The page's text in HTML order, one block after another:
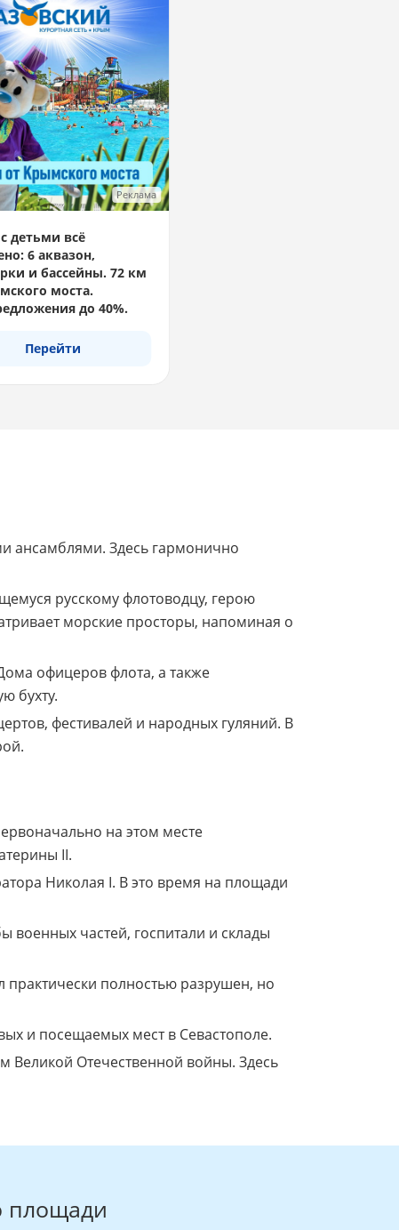
Реклама
детьми всё
6 аквазон,
и бассейны. 72 км
моста.
до 40%.
Перейти
ансамблями. Здесь гармонично
русскому флотоводцу, герою
морские просторы, напоминая о
офицеров флота, а также
бухту.
фестивалей и народных гуляний. В
на этом месте
II.
Николая I. В это время на площади
частей, госпитали и склады
полностью разрушен, но
и посещаемых мест в Севастополе.
Отечественной войны. Здесь
площади